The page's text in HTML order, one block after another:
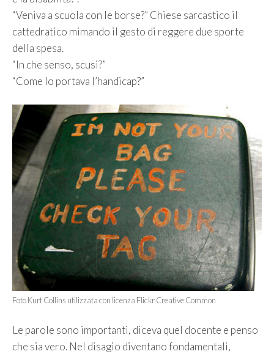
“Veniva a scuola con le borse?” Chiese sarcastico il
cattedratico mimando il gesto di reggere due sporte
della spesa.
“In che senso, scusi?”
“Come lo portava l’handicap?”
Foto Kurt Collins utilizzata con licenza Flickr Creative Common
Le parole sono importanti, diceva quel docente e penso
che sia vero. Nel disagio diventano fondamentali,